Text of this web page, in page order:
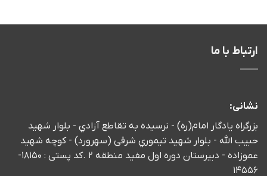
ارتباط با ما
نشانی:
بزرگراه يادگار امام(ره) - نرسيده به تقاطع آزادي - بلوار شهید
حبیب الله - بلوار شهيد تيموري شرقی (سهرورد) - كوچه شهيد
عموزاده - دبیرستان دوره اول مفید منطقه 2 .کد پستی : 18150-
14556